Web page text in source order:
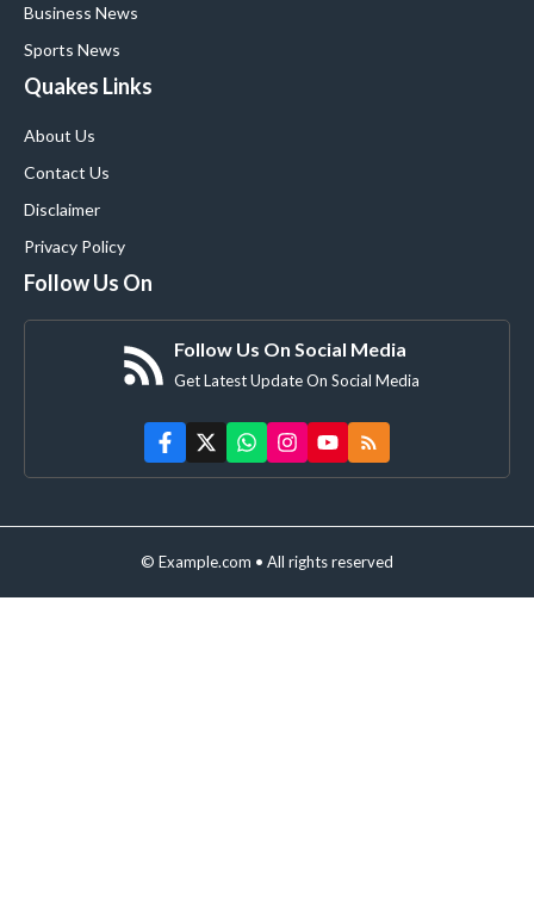
Business News
Sports News
Quakes Links
About Us
Contact Us
Disclaimer
Privacy Policy
Follow Us On
Follow Us On Social Media
Get Latest Update On Social Media
© Example.com • All rights reserved